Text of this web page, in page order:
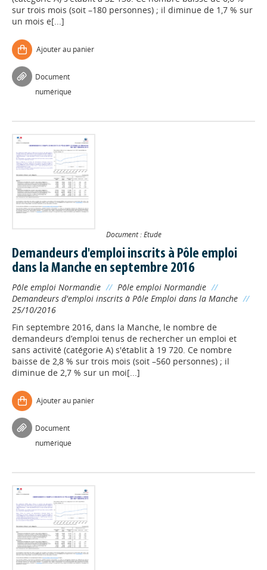
sur trois mois (soit –180 personnes) ; il diminue de 1,7 % sur
un mois e[...]
Ajouter au panier
Document
numérique
Document : Etude
Demandeurs d'emploi inscrits à Pôle emploi
dans la Manche en septembre 2016
Pôle emploi Normandie // Pôle emploi Normandie //
Demandeurs d'emploi inscrits à Pôle Emploi dans la Manche //
25/10/2016
Fin septembre 2016, dans la Manche, le nombre de
demandeurs d’emploi tenus de rechercher un emploi et
sans activité (catégorie A) s'établit à 19 720. Ce nombre
baisse de 2,8 % sur trois mois (soit –560 personnes) ; il
diminue de 2,7 % sur un moi[...]
Ajouter au panier
Document
numérique